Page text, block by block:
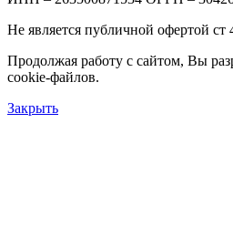
Не является публичной офертой
Продолжая работу с сайтом, Вы
cookie-файлов.
Закрыть